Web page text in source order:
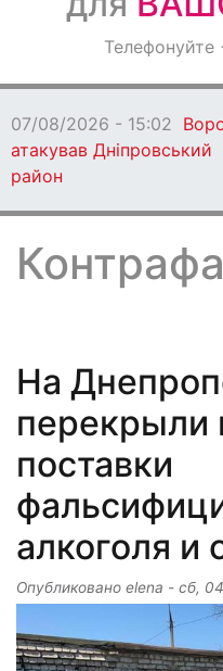
Оголошення
2026 - 15:02
Ворог
Дніпровський
На
перекрыли
поставки
алкоголя и
Опубликовано elena - сб,